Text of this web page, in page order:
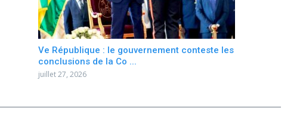
Ve République : le gouvernement conteste les
conclusions de la Co ...
juillet 27, 2026